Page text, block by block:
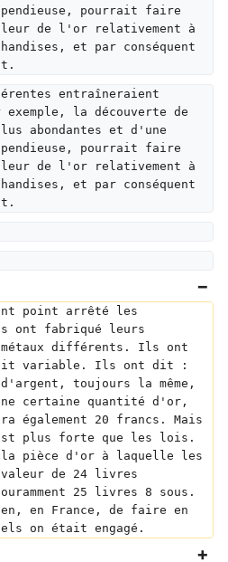
pourrait faire
de l'or relativement à
et par conséquent
entraîneraient
la découverte de
abondantes et d'une
pourrait faire
de l'or relativement à
et par conséquent
point arrêté les
ont fabriqué leurs
métaux différents. Ils ont
variable. Ils ont dit :
toujours la même,
certaine quantité d'or,
également 20 francs. Mais
plus forte que les lois.
la pièce d'or à laquelle les
de 24 livres
25 livres 8 sous.
en France, de faire en
on était engagé.